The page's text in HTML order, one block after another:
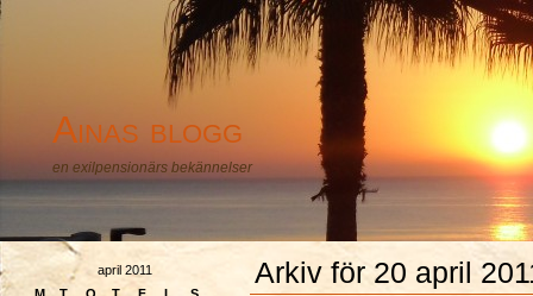
Ainas blogg
en exilpensionärs bekännelser
april 2011
Arkiv för 20 april